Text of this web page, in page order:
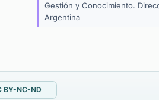
Gestión y Conocimiento.
Argentina
BY-NC-ND